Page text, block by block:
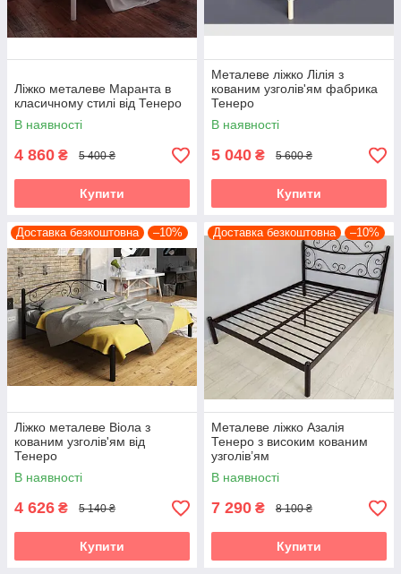
Ліжко металеве Маранта в
класичному стилі від Тенеро
В наявності
4 860 ₴ 5 400 ₴
Купити
Металеве ліжко Лілія з
кованим узголів'ям фабрика
Тенеро
В наявності
5 040 ₴ 5 600 ₴
Купити
Доставка безкоштовна –10%
Ліжко металеве Віола з
кованим узголів'ям від
Тенеро
В наявності
4 626 ₴ 5 140 ₴
Купити
Доставка безкоштовна –10%
Металеве ліжко Азалія
Тенеро з високим кованим
узголів’ям
В наявності
7 290 ₴ 8 100 ₴
Купити